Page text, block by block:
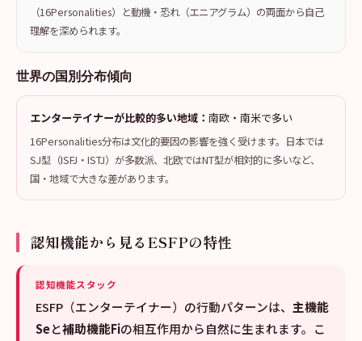
（16Personalities）と動機・恐れ（エニアグラム）の両面から自己
理解を深められます。
世界の国別分布傾向
エンターテイナーが比較的多い地域： 南欧・南米で多い
16Personalities分布は文化的要因の影響を強く受けます。日本では
SJ型（ISFJ・ISTJ）が多数派、北欧ではNT型が相対的に多いなど、
国・地域で大きな差があります。
認知機能から見るESFPの特性
認知機能スタック
ESFP（エンターテイナー）の行動パターンは、 主機能
Seと補助機能Fiの相互作用から自然に生まれます。こ